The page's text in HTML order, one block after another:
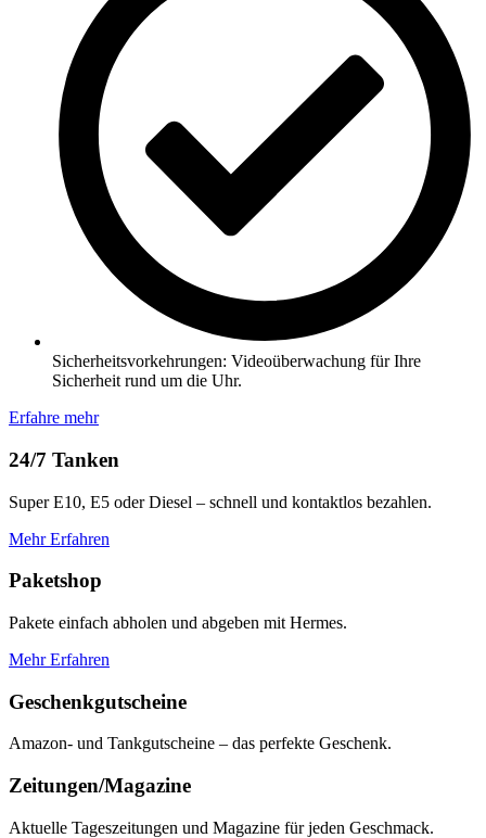
Sicherheitsvorkehrungen: Videoüberwachung für Ihre
Sicherheit rund um die Uhr.
Erfahre mehr
24/7 Tanken
Super E10, E5 oder Diesel – schnell und kontaktlos bezahlen.
Mehr Erfahren
Paketshop
Pakete einfach abholen und abgeben mit Hermes.
Mehr Erfahren
Geschenkgutscheine
Amazon- und Tankgutscheine – das perfekte Geschenk.
Zeitungen/Magazine
Aktuelle Tageszeitungen und Magazine für jeden Geschmack.